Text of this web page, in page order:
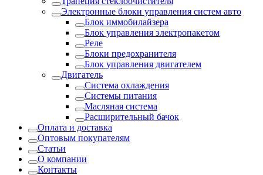
Электронные блоки управления систем авто
Блок иммобилайзера
Блок управления электропакетом
Реле
Блоки предохранителя
Блок управления двигателем
Двигатель
Система охлаждения
Системы питания
Масляная система
Расширительный бачок
Оплата и доставка
Оптовым покупателям
Статьи
О компании
Контакты